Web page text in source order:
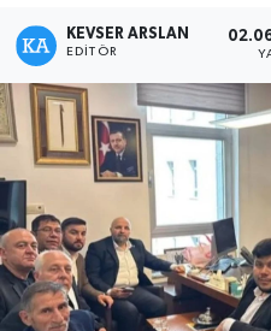
KEVSER ARSLAN
EDITÖR
Yaşam